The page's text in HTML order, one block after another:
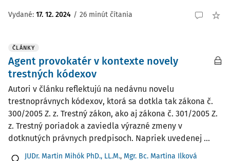
Vydané: 17. 12. 2024 / 26 minút čítania
ČLÁNKY
Agent provokatér v kontexte novely
trestných kódexov
Autori v článku reflektujú na nedávnu novelu
trestnoprávnych kódexov, ktorá sa dotkla tak zákona č.
300/2005 Z. z. Trestný zákon, ako aj zákona č. 301/2005 Z.
z. Trestný poriadok a zaviedla výrazné zmeny v
dotknutých právnych predpisoch. Napriek uvedenej ...
JUDr. Martin Mihók PhD., LL.M., Mgr. Bc. Martina Ilková